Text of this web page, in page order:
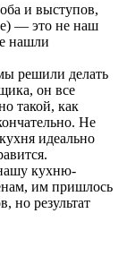
и выступов,
— это не наш
нашли
решили делать
он все
такой, как
Не
идеально
кухню-
им пришлось
но результат